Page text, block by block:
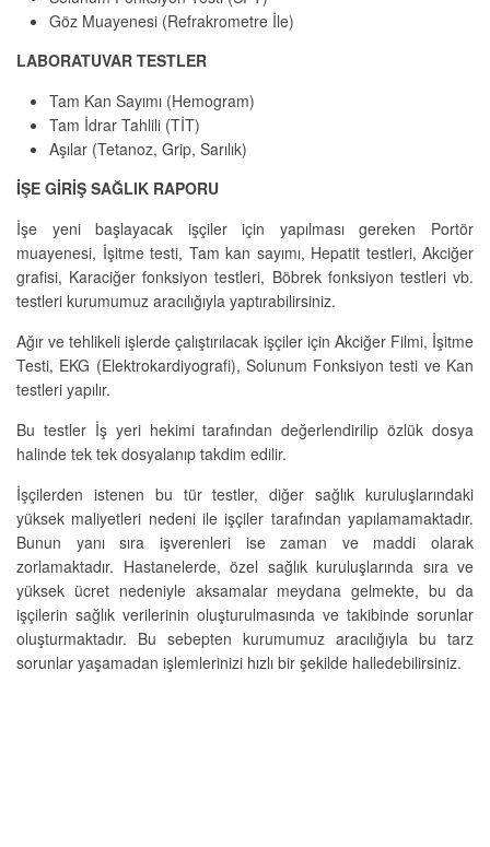
Göz Muayenesi (Refrakrometre İle)
LABORATUVAR TESTLER
Tam Kan Sayımı (Hemogram)
Tam İdrar Tahlili (TİT)
Aşılar (Tetanoz, Grip, Sarılık)
İŞE GİRİŞ SAĞLIK RAPORU
İşe yeni başlayacak işçiler için yapılması gereken Portör
muayenesi, İşitme testi, Tam kan sayımı, Hepatit testleri, Akciğer
grafisi, Karaciğer fonksiyon testleri, Böbrek fonksiyon testleri vb.
testleri kurumumuz aracılığıyla yaptırabilirsiniz.
Ağır ve tehlikeli işlerde çalıştırılacak işçiler için Akciğer Filmi, İşitme
Testi, EKG (Elektrokardiyografi), Solunum Fonksiyon testi ve Kan
testleri yapılır.
Bu testler İş yeri hekimi tarafından değerlendirilip özlük dosya
halinde tek tek dosyalanıp takdim edilir.
İşçilerden istenen bu tür testler, diğer sağlık kuruluşlarındaki
yüksek maliyetleri nedeni ile işçiler tarafından yapılamamaktadır.
Bunun yanı sıra işverenleri ise zaman ve maddi olarak
zorlamaktadır. Hastanelerde, özel sağlık kuruluşlarında sıra ve
yüksek ücret nedeniyle aksamalar meydana gelmekte, bu da
işçilerin sağlık verilerinin oluşturulmasında ve takibinde sorunlar
oluşturmaktadır. Bu sebepten kurumumuz aracılığıyla bu tarz
sorunlar yaşamadan işlemlerinizi hızlı bir şekilde halledebilirsiniz.